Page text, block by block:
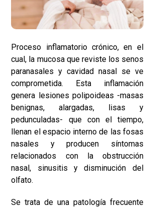
Proceso inflamatorio crónico, en el
cual, la mucosa que reviste los senos
paranasales y cavidad nasal se ve
comprometida. Esta inflamación
genera lesiones polipoideas -masas
benignas, alargadas, lisas y
pedunculadas- que con el tiempo,
llenan el espacio interno de las fosas
nasales y producen síntomas
relacionados con la obstrucción
nasal, sinusitis y disminución del
olfato.
Se trata de una patología frecuente